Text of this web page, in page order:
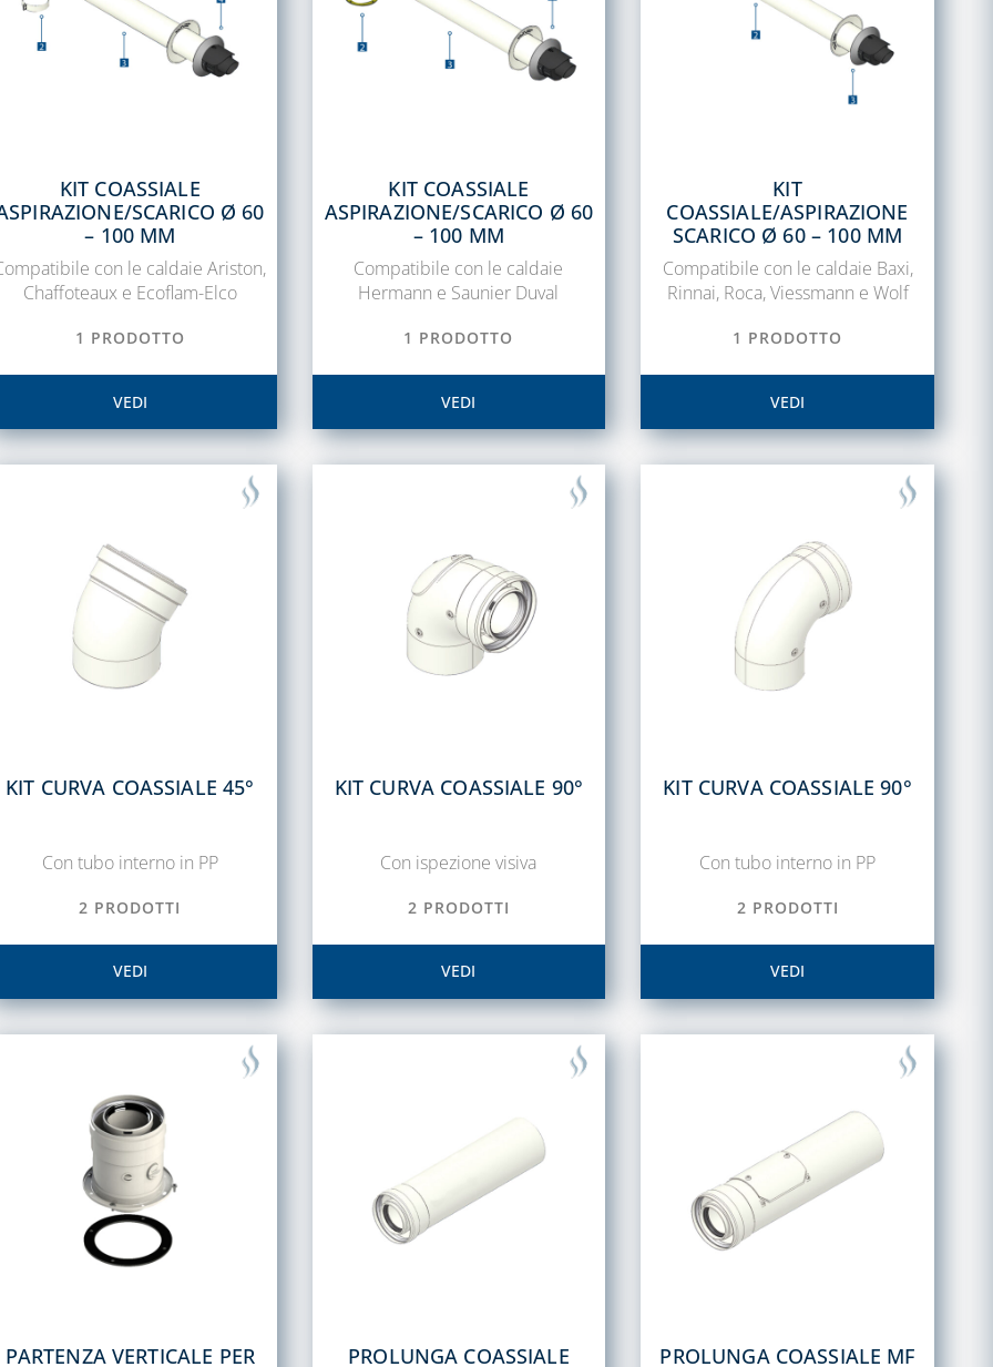
KIT COASSIALE
SCARICO Ø 60
– 100 MM
con le caldaie Ariston,
Chaffoteaux e Ecoflam-Elco
1 PRODOTTO
VEDI
KIT COASSIALE
ASPIRAZIONE/SCARICO Ø 60
– 100 MM
Compatibile con le caldaie
Hermann e Saunier Duval
1 PRODOTTO
VEDI
KIT
COASSIALE/ASPIRAZIONE
SCARICO Ø 60 – 100 MM
Compatibile con le caldaie Baxi,
Rinnai, Roca, Viessmann e Wolf
1 PRODOTTO
VEDI
KIT CURVA COASSIALE 45°
Con tubo interno in PP
2 PRODOTTI
VEDI
KIT CURVA COASSIALE 90°
Con ispezione visiva
2 PRODOTTI
VEDI
KIT CURVA COASSIALE 90°
Con tubo interno in PP
2 PRODOTTI
VEDI
PARTENZA VERTICALE PER
PROLUNGA COASSIALE PROLUNGA COASSIALE MF